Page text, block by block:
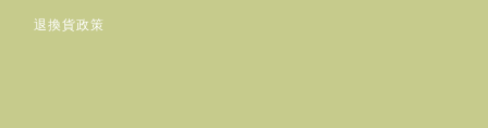
退換貨政策